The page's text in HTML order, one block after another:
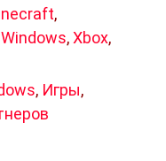
,
Windows,Xbox,
, Игры,